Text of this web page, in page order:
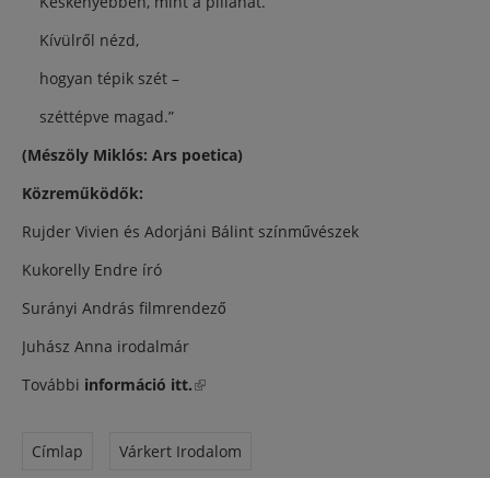
Kívülről nézd,
hogyan tépik szét –
széttépve magad.”
(Mészöly Miklós: Ars poetica)
Közreműködők:
Rujder Vivien és Adorjáni Bálint színművészek
Kukorelly Endre író
Surányi András filmrendező
Juhász Anna irodalmár
További információ itt.(külső hivatkozás)
Címlap Várkert Irodalom